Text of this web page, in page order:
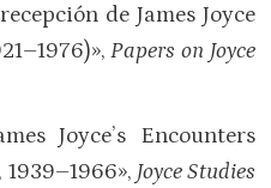
de James Joyce
Papers on Joyce
Joyce’s Encounters
Joyce Studies